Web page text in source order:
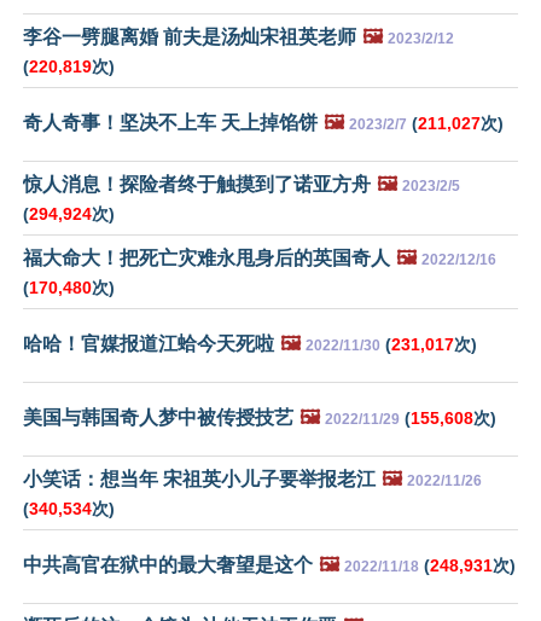
李谷一劈腿离婚 前夫是汤灿宋祖英老师 🖼️ 2023/2/12
(220,819次)
奇人奇事！坚决不上车 天上掉馅饼 🖼️ 2023/2/7 (211,027次)
惊人消息！探险者终于触摸到了诺亚方舟 🖼️ 2023/2/5
(294,924次)
福大命大！把死亡灾难永甩身后的英国奇人 🖼️ 2022/12/16
(170,480次)
哈哈！官媒报道江蛤今天死啦 🖼️ 2022/11/30 (231,017次)
美国与韩国奇人梦中被传授技艺 🖼️ 2022/11/29 (155,608次)
小笑话：想当年 宋祖英小儿子要举报老江 🖼️ 2022/11/26
(340,534次)
中共高官在狱中的最大奢望是这个 🖼️ 2022/11/18 (248,931次)